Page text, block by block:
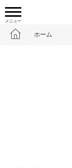
メニュー
ホーム